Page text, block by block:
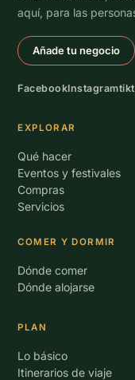
aquí, para las
Añade tu negocio
FacebookInstagram
EXPLORAR
Qué hacer
Eventos y festivales
Compras
Servicios
COMER Y DORMIR
Dónde comer
Dónde alojarse
PLAN
Lo básico
Itinerarios de viaje